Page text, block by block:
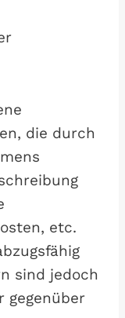
die durch
etc.
sind jedoch
gegenüber